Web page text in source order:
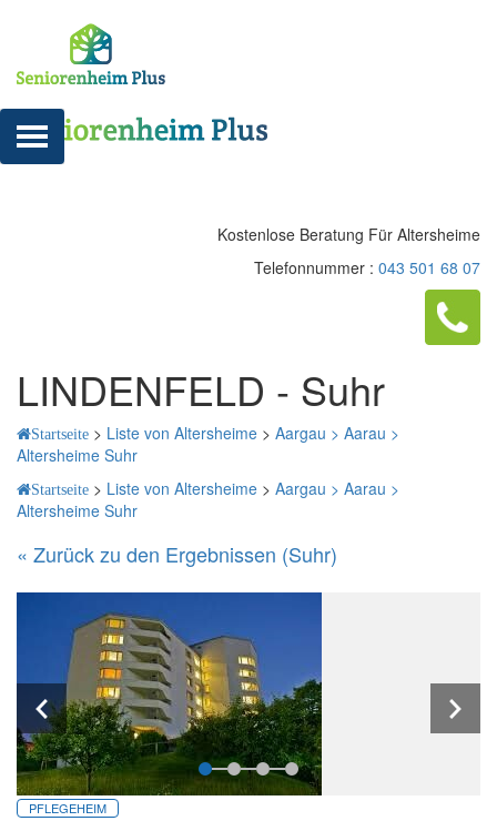
Kostenlose Beratung Für Altersheime
Telefonnummer : 043 501 68 07
LINDENFELD - Suhr
Startseite > Liste von Altersheime > Aargau > Aarau >
Altersheime Suhr
Startseite > Liste von Altersheime > Aargau > Aarau >
Altersheime Suhr
« Zurück zu den Ergebnissen (Suhr)
PFLEGEHEIM